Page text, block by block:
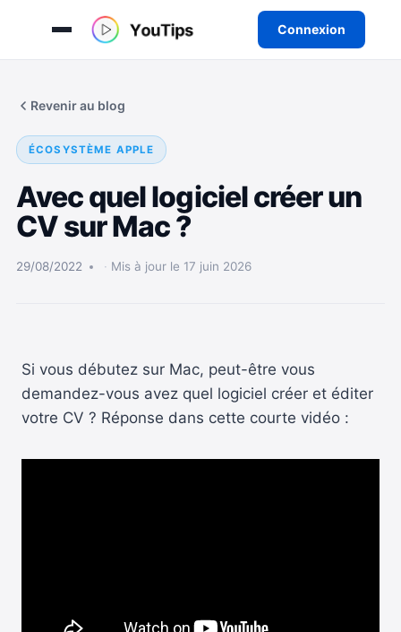
Connexion
Revenir au blog
ÉCOSYSTÈME APPLE
Avec quel logiciel créer un
CV sur Mac ?
29/08/2022 Mis à jour le 17 juin 2026
Si vous débutez sur Mac, peut-être vous
demandez-vous avez quel logiciel créer et éditer
votre CV ? Réponse dans cette courte vidéo :